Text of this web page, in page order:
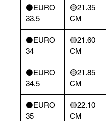
⚫️EURO
33.5
🟡21.35
CM
⚫️EURO
34
🟡21.60
CM
⚫️EURO
34.5
🟡21.85
CM
⚫️EURO
35
🟡22.10
CM